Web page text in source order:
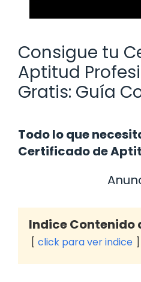
Consigue tu
Aptitud
Gratis: Guía
Todo lo que
Certificado de
Indice Contenido
click para ver indice